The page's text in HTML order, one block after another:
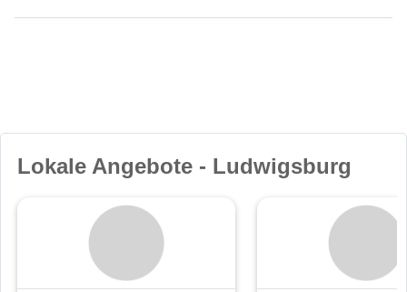
Lokale Angebote - Ludwigsburg